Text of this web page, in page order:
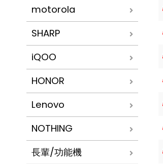
motorola
SHARP
iQOO
HONOR
Lenovo
NOTHING
長輩/功能機